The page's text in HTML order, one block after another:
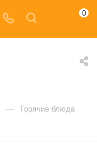
0
— Горячие блюда